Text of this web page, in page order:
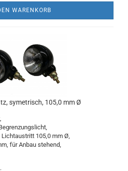
WARENKORB
symetrisch, 105,0 mm Ø
105,0 mm Ø,
für Anbau stehend,